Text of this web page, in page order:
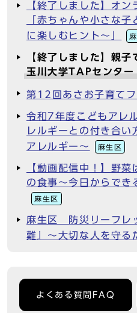
【終了しました】オ
「赤ちゃんや小さな
に楽しむヒント～」
【終了しました】親子
玉川大学TAPセンター
第12回あさお子育てフ
令和7年度こどもアレ
レルギーとの付き合
アレルギー～
麻生区
【動画配信中！】野
の食事～今日からで
麻生区
麻生区 防災リーフレ
難』～大切な人を守る
よくある質問FAQ